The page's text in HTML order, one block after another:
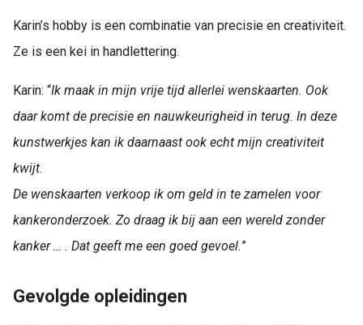
Karin’s hobby is een combinatie van precisie en creativiteit.
Ze is een kei in handlettering.
Karin: “Ik maak in mijn vrije tijd allerlei wenskaarten. Ook
daar komt de precisie en nauwkeurigheid in terug. In deze
kunstwerkjes kan ik daarnaast ook echt mijn creativiteit
kwijt.
De wenskaarten verkoop ik om geld in te zamelen voor
kankeronderzoek. Zo draag ik bij aan een wereld zonder
kanker … . Dat geeft me een goed gevoel.”
Gevolgde opleidingen